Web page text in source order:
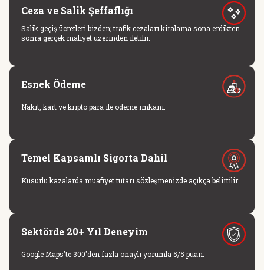
Ceza ve Salik Şeffaflığı
Salik geçiş ücretleri bizden; trafik cezaları kiralama sona erdikten
sonra gerçek maliyet üzerinden iletilir.
Esnek Ödeme
Nakit, kart ve kripto para ile ödeme imkanı.
Temel Kapsamlı Sigorta Dahil
Kusurlu kazalarda muafiyet tutarı sözleşmenizde açıkça belirtilir.
Sektörde 20+ Yıl Deneyim
Google Maps'te 300'den fazla onaylı yorumla 5/5 puan.